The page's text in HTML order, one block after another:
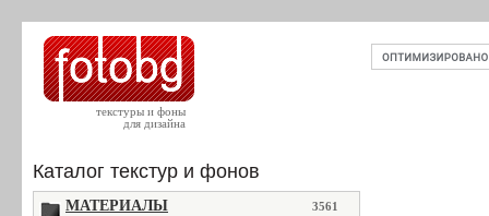
текстуры и фоны
для дизайна
Каталог текстур и фонов
МАТЕРИАЛЫ 3561